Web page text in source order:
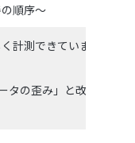
順序〜
計測できています
タの歪み」と改善